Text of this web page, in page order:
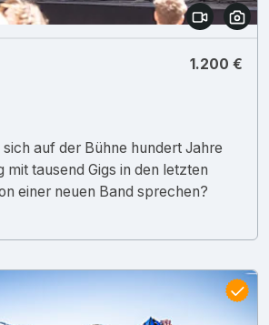
1.200 €
auf der Bühne hundert Jahre
mit tausend Gigs in den letzten
einer neuen Band sprechen?